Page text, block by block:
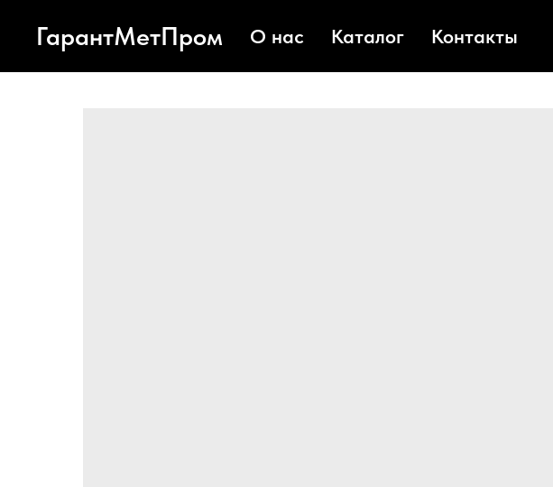
ГарантМетПром О нас Каталог Контакты